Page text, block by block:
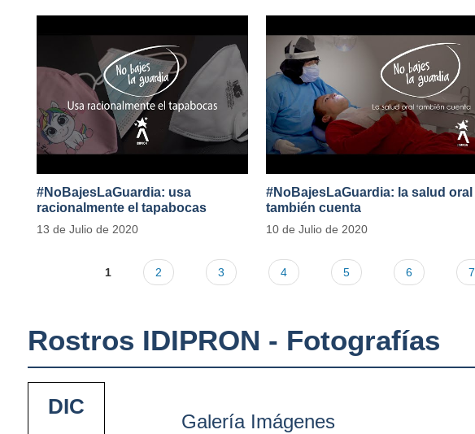
#NoBajesLaGuardia: usa
racionalmente el tapabocas
13 de Julio de 2020
#NoBajesLaGuardia: la salud oral
también cuenta
10 de Julio de 2020
1 2 3 4 5 6 7
Rostros IDIPRON - Fotografías
Galería Imágenes
DIC